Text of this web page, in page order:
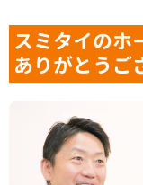
スミタイのホ
ありがとうご